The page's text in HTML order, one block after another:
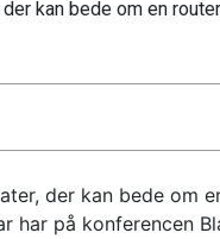
kan bede om en
der kan bede om
har på konferencen